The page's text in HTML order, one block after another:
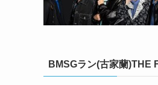
BMSGラン(古家蘭)THE